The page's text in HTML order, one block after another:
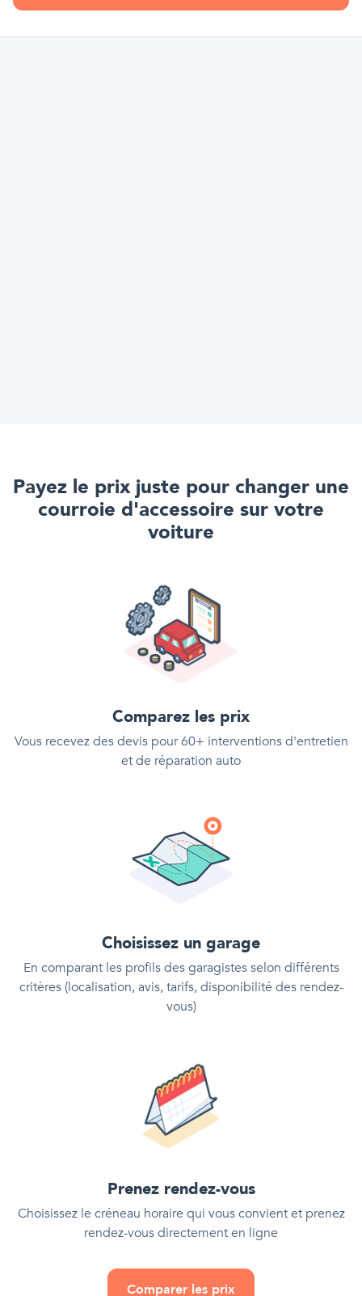
Payez le prix juste pour changer une
courroie d'accessoire sur votre
voiture
Comparez les prix
Vous recevez des devis pour 60+ interventions d'entretien
et de réparation auto
Choisissez un garage
En comparant les profils des garagistes selon différents
critères (localisation, avis, tarifs, disponibilité des rendez-
vous)
Prenez rendez-vous
Choisissez le créneau horaire qui vous convient et prenez
rendez-vous directement en ligne
Comparer les prix